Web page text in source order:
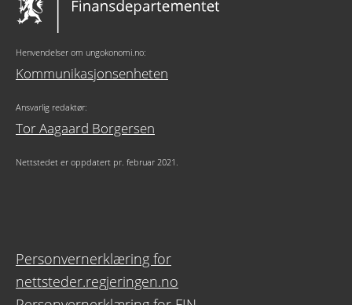
Henvendelser om ungokonomi.no:
Kommunikasjonsenheten
Ansvarlig redaktør:
Tor Aagaard Borgersen
Nettstedet er oppdatert pr. februar 2021.
Personvernerklæring for
nettsteder.regjeringen.no